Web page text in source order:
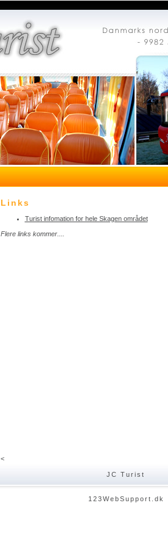
Links
Turist infomation for hele Skagen området
Flere links kommer....
<
JC Turist
123WebSupport.dk